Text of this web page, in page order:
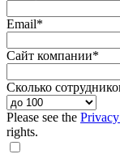
Email*
Сайт компании*
Сколько
Please see the
rights.